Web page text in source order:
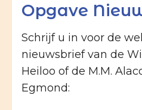
Opgave
Schrijf u in voor de
nieuwsbrief van de
Heiloo of de M.M.
Egmond: